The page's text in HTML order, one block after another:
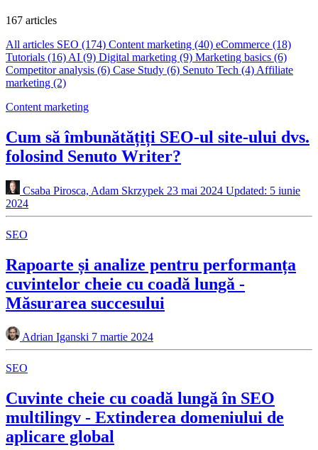
167 articles
All articles SEO (174) Content marketing (40) eCommerce (18)
Tutorials (16) AI (9) Digital marketing (9) Marketing basics (6)
Competitor analysis (6) Case Study (6) Senuto Tech (4) Affiliate
marketing (2)
Content marketing
Cum să îmbunătățiți SEO-ul site-ului dvs.
folosind Senuto Writer?
Csaba Pirosca, Adam Skrzypek 23 mai 2024 Updated: 5 iunie
2024
SEO
Rapoarte și analize pentru performanța
cuvintelor cheie cu coadă lungă -
Măsurarea succesului
Adrian Iganski 7 martie 2024
SEO
Cuvinte cheie cu coadă lungă în SEO
multilingv - Extinderea domeniului de
aplicare global